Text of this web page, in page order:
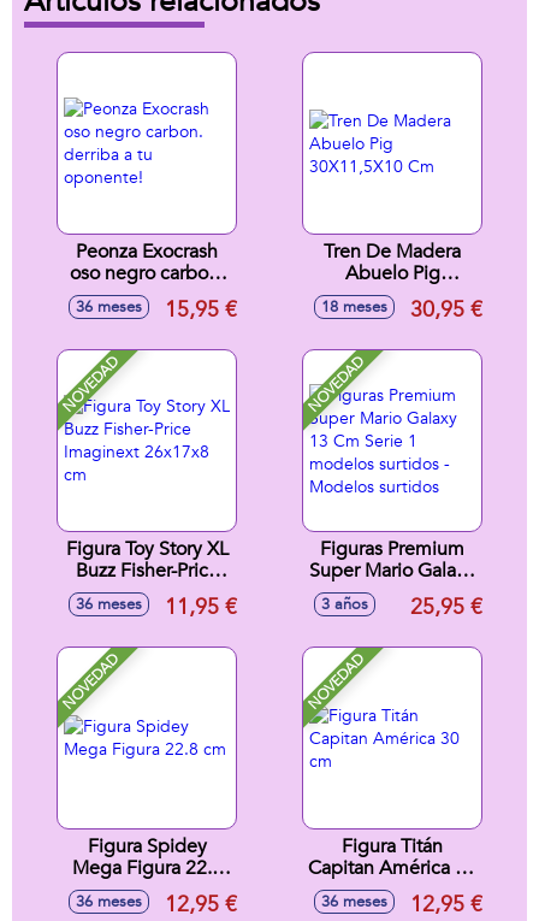
Peonza Exocrash
oso negro carbon.
derriba a tu
oponente!
36 meses 15,95 €
Tren De Madera
Abuelo Pig
30X11,5X10 Cm
18 meses 30,95 €
NOVEDAD
Figura Toy Story XL
Buzz Fisher-Price
Imaginext 26x17x8
cm
36 meses 11,95 €
NOVEDAD
Figuras Premium
Super Mario Galaxy
13 Cm Serie 1
modelos surtidos -
3 años 25,95 €
NOVEDAD
Figura Spidey
Mega Figura 22.8
cm
36 meses 12,95 €
NOVEDAD
Figura Titán
Capitan América 30
cm
36 meses 12,95 €